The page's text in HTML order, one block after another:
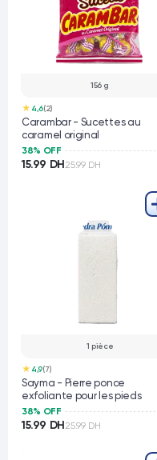
156 g
★ 4,6(2)
Carambar - Sucettes au
caramel original
38% OFF
15.99 DH 25.99 DH
1 pièce
★ 4,9(7)
Sayma - Pierre ponce
exfoliante pour les pieds
38% OFF
15.99 DH 25.99 DH